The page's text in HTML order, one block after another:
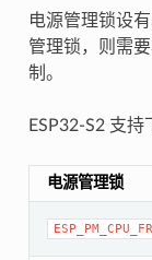
电源管理锁设
管理锁，则需
制。
ESP32-S2 支持
电源管理锁